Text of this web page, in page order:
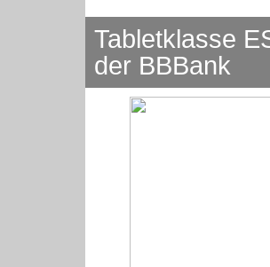
Tabletklasse
der BBBank